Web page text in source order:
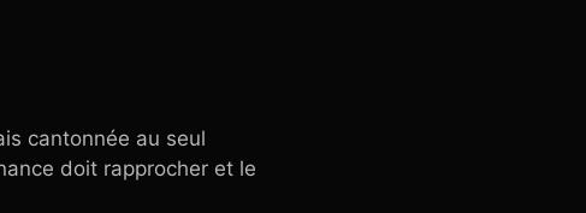
cantonnée au seul
doit rapprocher et le